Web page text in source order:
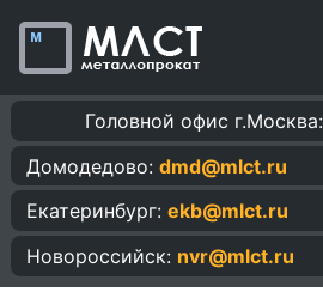
Головной офис г.Москва:
Домодедово: dmd@mlct.ru
Екатеринбург: ekb@mlct.ru
Новороссийск: nvr@mlct.ru